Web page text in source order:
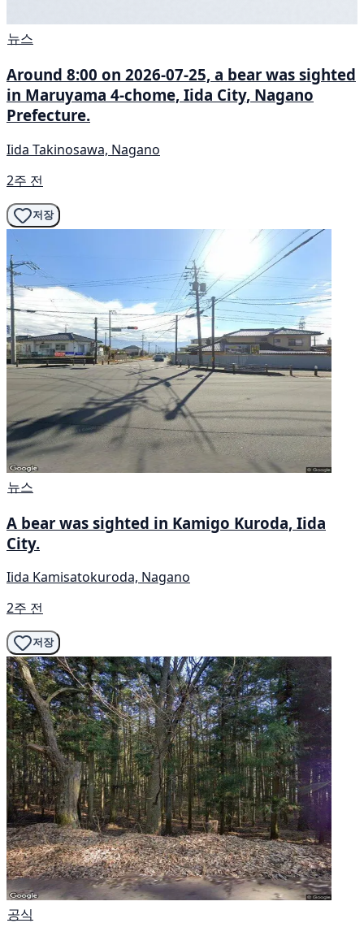
뉴스
Around 8:00 on 2026-07-25, a bear was sighted
in Maruyama 4-chome, Iida City, Nagano
Prefecture.
Iida Takinosawa, Nagano
2주 전
저장
뉴스
A bear was sighted in Kamigo Kuroda, Iida
City.
Iida Kamisatokuroda, Nagano
2주 전
저장
공식